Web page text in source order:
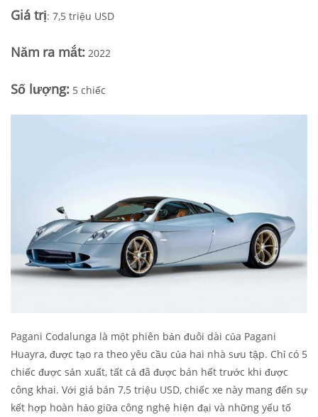
Giá trị: 7,5 triệu USD
Năm ra mắt: 2022
Số lượng: 5 chiếc
Pagani Codalunga là một phiên bản đuôi dài của Pagani
Huayra, được tạo ra theo yêu cầu của hai nhà sưu tập. Chỉ có 5
chiếc được sản xuất, tất cả đã được bán hết trước khi được
công khai. Với giá bán 7,5 triệu USD, chiếc xe này mang đến sự
kết hợp hoàn hảo giữa công nghệ hiện đại và những yếu tố